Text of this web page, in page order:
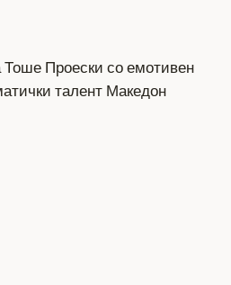
Проески со емотивен
талент Македон